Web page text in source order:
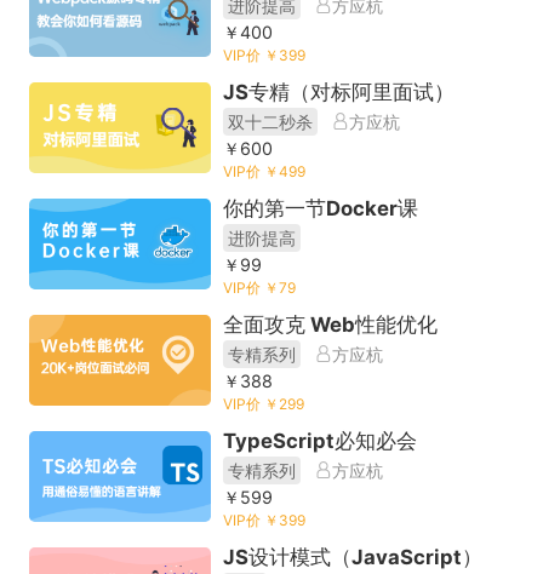
进阶提高
方应杭
￥400
VIP价 ￥399
JS专精（对标阿里面试）
双十二秒杀
方应杭
￥600
VIP价 ￥499
你的第一节Docker课
进阶提高
￥99
VIP价 ￥79
全面攻克 Web性能优化
专精系列
方应杭
￥388
VIP价 ￥299
TypeScript必知必会
专精系列
方应杭
￥599
VIP价 ￥399
JS设计模式（JavaScript）